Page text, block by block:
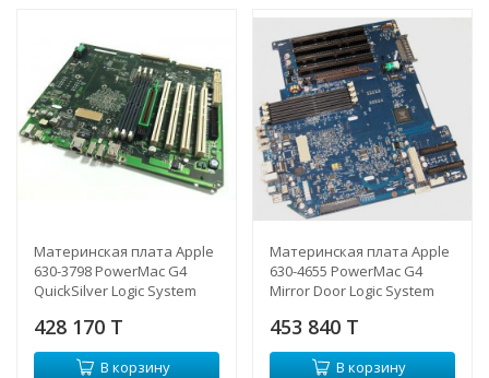
Материнская плата Apple
630-3798 PowerMac G4
QuickSilver Logic System
428 170 T
В корзину
Материнская плата Apple
630-4655 PowerMac G4
Mirror Door Logic System
453 840 T
В корзину